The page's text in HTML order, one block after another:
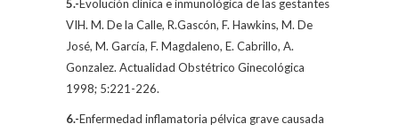
5.-Evolución clínica e inmunológica de las gestantes
VIH. M. De la Calle, R.Gascón, F. Hawkins, M. De
José, M. García, F. Magdaleno, E. Cabrillo, A.
Gonzalez. Actualidad Obstétrico Ginecológica
1998; 5:221-226.
6.-Enfermedad inflamatoria pélvica grave causada